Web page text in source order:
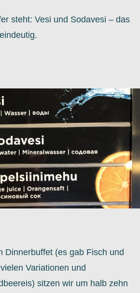
steht: Vesi und Sodavesi – das
Dinnerbuffet (es gab Fisch und
Variationen und
sitzen wir um halb zehn